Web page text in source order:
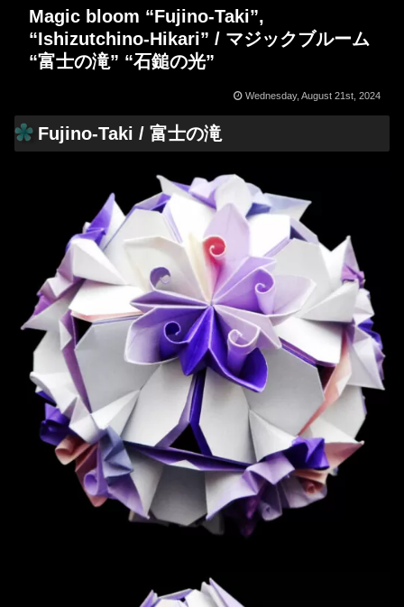
Magic bloom “Fujino-Taki”,
“Ishizutchino-Hikari” / マジックブルーム
“富士の滝” “石鎚の光”
Wednesday, August 21st, 2024
Fujino-Taki / 富士の滝